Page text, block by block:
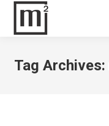
Tag Archives: